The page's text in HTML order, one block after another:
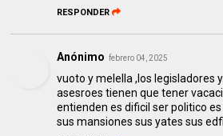
RESPONDER
Anónimo febrero 04, 2025
vuoto y melella ,los legisladores
asesroes tienen que tener
entienden es dificil ser politico
sus mansiones sus yates sus